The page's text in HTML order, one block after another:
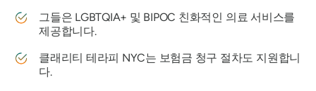
그들은 LGBTQIA+ 및 BIPOC 친화적인 의료 서비스를
제공합니다.
클래리티 테라피 NYC는 보험금 청구 절차도 지원합니
다.